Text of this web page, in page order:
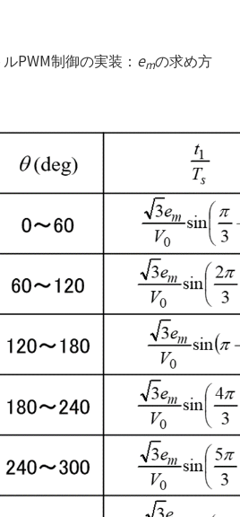
ルPWM制御の実装： emの求め方